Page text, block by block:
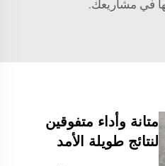
في مشاريعك.
متانة وأداء متفوقين
لنتائج طويلة الأمد